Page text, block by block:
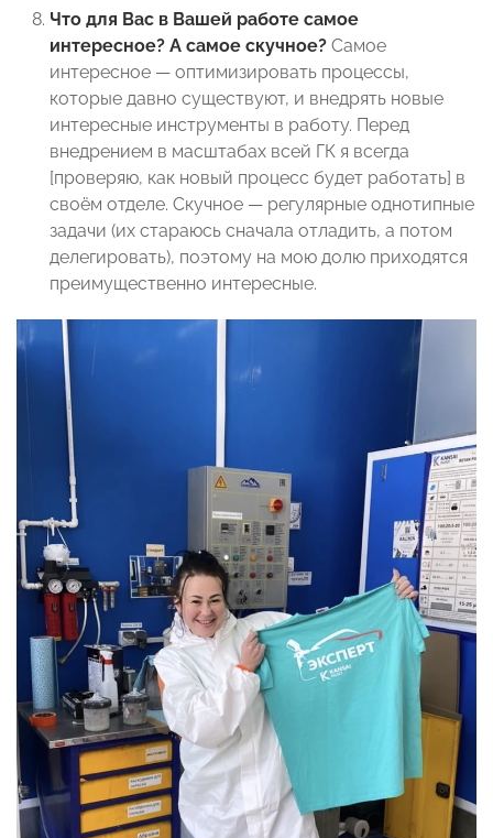
Что для Вас в Вашей работе самое
интересное? А самое скучное? Самое
интересное — оптимизировать процессы,
которые давно существуют, и внедрять новые
интересные инструменты в работу. Перед
внедрением в масштабах всей ГК я всегда
[проверяю, как новый процесс будет работать] в
своём отделе. Скучное — регулярные однотипные
задачи (их стараюсь сначала отладить, а потом
делегировать), поэтому на мою долю приходятся
преимущественно интересные.